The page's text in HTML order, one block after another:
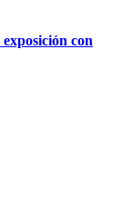
exposición con